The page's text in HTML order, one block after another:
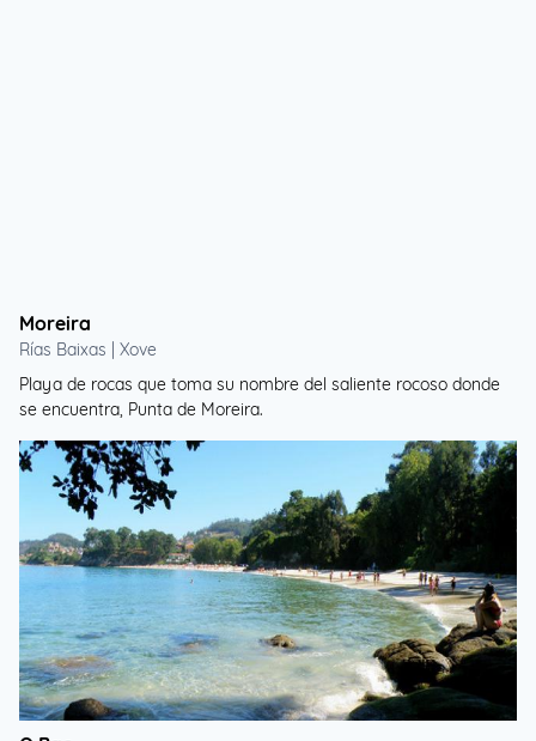
Moreira
Rías Baixas | Xove
Playa de rocas que toma su nombre del saliente rocoso donde
se encuentra, Punta de Moreira.